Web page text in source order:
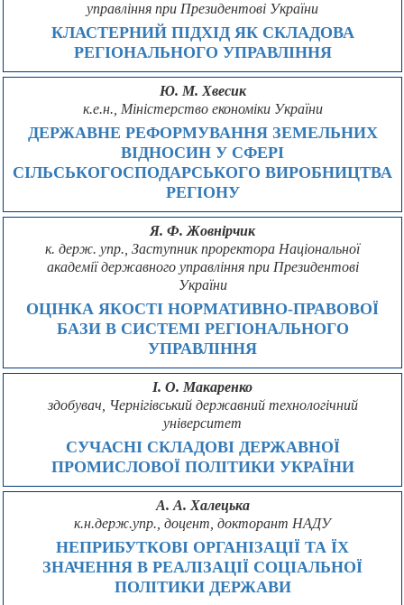
управління при Президентові України
КЛАСТЕРНИЙ ПІДХІД ЯК СКЛАДОВА
РЕГІОНАЛЬНОГО УПРАВЛІННЯ
Ю. М. Хвесик
к.е.н., Міністерство економіки України
ДЕРЖАВНЕ РЕФОРМУВАННЯ ЗЕМЕЛЬНИХ
ВІДНОСИН У СФЕРІ
СІЛЬСЬКОГОСПОДАРСЬКОГО ВИРОБНИЦТВА
РЕГІОНУ
Я. Ф. Жовнірчик
к. держ. упр., Заступник проректора Національної
академії державного управління при Президентові
України
ОЦІНКА ЯКОСТІ НОРМАТИВНО-ПРАВОВОЇ
БАЗИ В СИСТЕМІ РЕГІОНАЛЬНОГО
УПРАВЛІННЯ
І. О. Макаренко
здобувач, Чернігівський державний технологічний
університет
СУЧАСНІ СКЛАДОВІ ДЕРЖАВНОЇ
ПРОМИСЛОВОЇ ПОЛІТИКИ УКРАЇНИ
А. А. Халецька
к.н.держ.упр., доцент, докторант НАДУ
НЕПРИБУТКОВІ ОРГАНІЗАЦІЇ ТА ЇХ
ЗНАЧЕННЯ В РЕАЛІЗАЦІЇ СОЦІАЛЬНОЇ
ПОЛІТИКИ ДЕРЖАВИ